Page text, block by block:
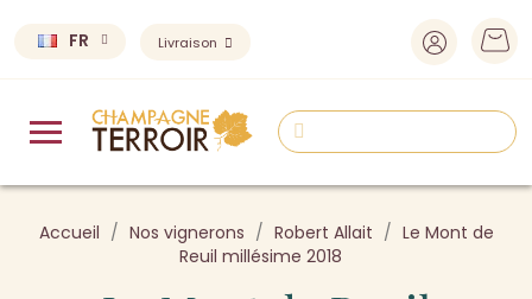
FR Livraison
Accueil Nos vignerons Robert Allait
Le Mont de
Reuil millésime 2018